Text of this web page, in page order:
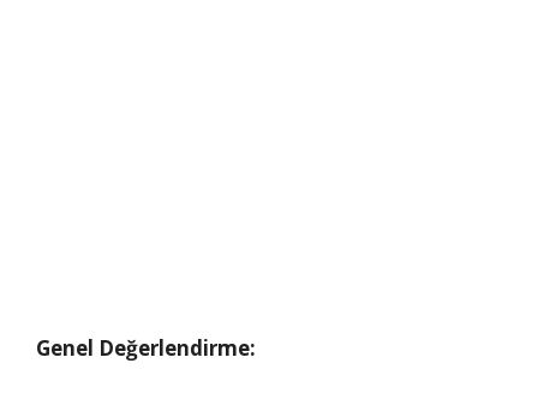
Genel Değerlendirme: